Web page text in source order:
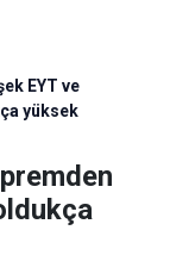
EYT ve
yüksek